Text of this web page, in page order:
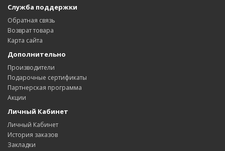
Служба поддержки
Обратная связь
Возврат товара
Карта сайта
Дополнительно
Производители
Подарочные сертификаты
Партнерская программа
Акции
Личный Кабинет
Личный Кабинет
История заказов
Закладки